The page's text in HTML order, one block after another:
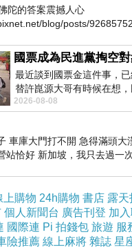
老獅子，從草叢中
長頸鹿……
嚇得魂飛魄散，
頭，卻發現‥
反而離獅子的嘴，更
隱身術，站在原地不
。
看獅子，就要撲過來
的大長腿，讓獅子，
‥〔一直逃跑，也不
，於是故意，放慢腳
陀的答案震撼人心
blog/posts/
最近談到國票金這件事，
替許崑源大哥有時候在想
其實就是想要國庫通黨庫，
2026-08-08
車庫大門打不開 急得滿頭大
站恰好 新加坡，我只去過一
上購物 24h購物 書店 露天
個人新聞台 廣告刊登 加
國際連 Pi 拍錢包 旅遊 服
險推薦 線上麻將 雜誌 星